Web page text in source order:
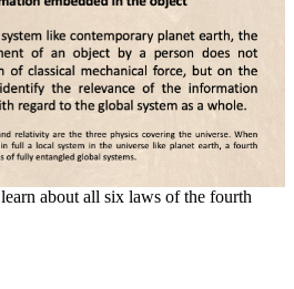
learn about all six laws of the fourth